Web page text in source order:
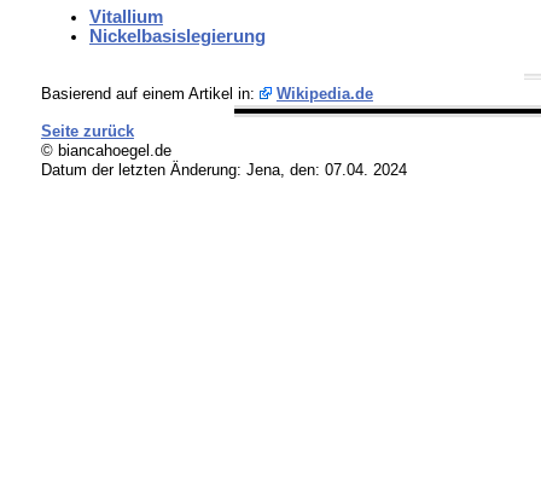
Vitallium
Nickelbasislegierung
Basierend auf einem Artikel in: Wikipedia.de
Seite zurück
© biancahoegel.de
Datum der letzten Änderung: Jena, den: 07.04. 2024